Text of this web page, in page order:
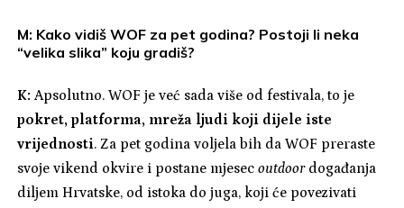
M: Kako vidiš WOF za pet godina? Postoji li neka
“velika slika” koju gradiš?
K: Apsolutno. WOF je već sada više od festivala, to je
pokret, platforma, mreža ljudi koji dijele iste
vrijednosti. Za pet godina voljela bih da WOF preraste
svoje vikend okvire i postane mjesecoutdoordogađanja
diljem Hrvatske, od istoka do juga, koji će povezivati